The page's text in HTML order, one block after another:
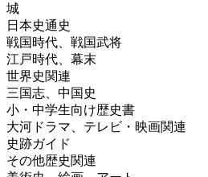
城
日本史通史
戦国時代、戦国武将
江戸時代、幕末
世界史関連
三国志、中国史
小・中学生向け歴史書
大河ドラマ、テレビ・映画関連
史跡ガイド
その他歴史関連